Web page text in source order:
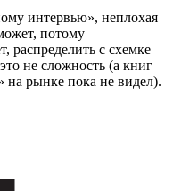
интервью», неплохая
потому
распределить с схемке
не сложность (а книг
на рынке пока не видел).